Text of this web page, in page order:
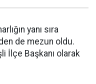
yanı sıra
de mezun oldu.
İlçe Başkanı olarak